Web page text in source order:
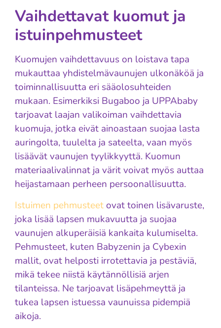
Vaihdettavat kuomut ja
istuinpehmusteet
Kuomujen vaihdettavuus on loistava tapa
mukauttaa yhdistelmävaunujen ulkonäköä ja
toiminnallisuutta eri sääolosuhteiden
mukaan. Esimerkiksi Bugaboo ja UPPAbaby
tarjoavat laajan valikoiman vaihdettavia
kuomuja, jotka eivät ainoastaan suojaa lasta
auringolta, tuulelta ja sateelta, vaan myös
lisäävät vaunujen tyylikkyyttä. Kuomun
materiaalivalinnat ja värit voivat myös auttaa
heijastamaan perheen persoonallisuutta.
Istuimen pehmusteet ovat toinen lisävaruste,
joka lisää lapsen mukavuutta ja suojaa
vaunujen alkuperäisiä kankaita kulumiselta.
Pehmusteet, kuten Babyzenin ja Cybexin
mallit, ovat helposti irrotettavia ja pestäviä,
mikä tekee niistä käytännöllisiä arjen
tilanteissa. Ne tarjoavat lisäpehmeyttä ja
tukea lapsen istuessa vaunuissa pidempiä
aikoja.